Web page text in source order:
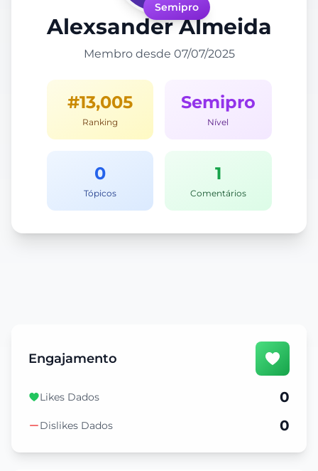
Semipro
Alexsander Almeida
Membro desde 07/07/2025
#13,005
Ranking
Semipro
Nível
0
Tópicos
1
Comentários
Engajamento
Likes Dados 0
Dislikes Dados 0